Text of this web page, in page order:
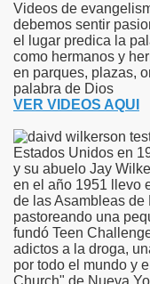
Videos de
debemos sentir
el lugar predica la
como hermanos y
en parques, plazas,
palabra de Dios
VER VIDEOS AQUI
Estados Unidos en
y su abuelo Jay
en el año 1951 llevo
de las Asambleas
pastoreando una
fundó Teen
adictos a la droga,
por todo el mundo y